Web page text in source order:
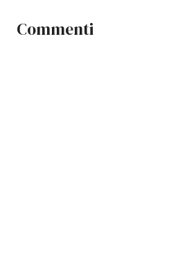
Commenti